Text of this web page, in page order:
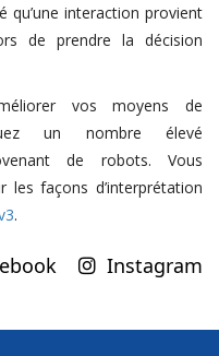
qu’une interaction provient
de prendre la décision
vos moyens de
un nombre élevé
de robots. Vous
les façons d’interprétation
.
Instagram